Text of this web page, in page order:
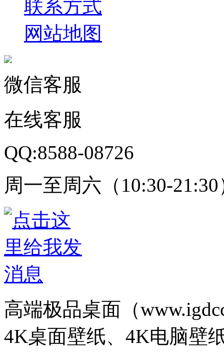
联系方式
网站地图
微信客服
在线客服
QQ:8588-08726
周一至周六（10:30-21:30
高端极品桌面（
4K桌面壁纸、4K电脑壁